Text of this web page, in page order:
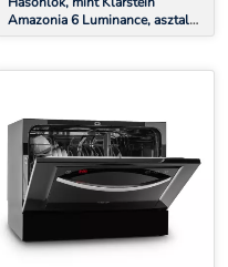
Amazonia 6 Luminance, asztali
mosogatógép, 1380 W, 6
osztály